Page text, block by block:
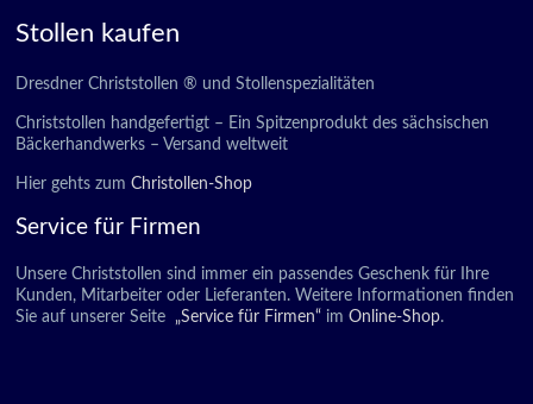
Stollen kaufen
Dresdner Christstollen ® und Stollenspezialitäten
Christstollen handgefertigt – Ein Spitzenprodukt des sächsischen
Bäckerhandwerks – Versand weltweit
Hier gehts zumChristollen-Shop
Service für Firmen
Unsere Christstollen sind immer ein passendes Geschenk für Ihre
Kunden, Mitarbeiter oder Lieferanten. Weitere Informationen finden
Sie auf unserer Seite
„Service für Firmen“ im Online-Shop.